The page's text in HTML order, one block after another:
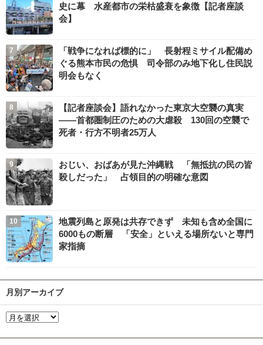
史に幕 水産都市の栄枯盛衰を象徴【記者座談
会】
「戦争になれば標的に」 長射程ミサイル配備め
ぐる熊本市民の危惧 司令部のみ地下化し住民説
明会もなく
【記者座談会】語れなかった東京大空襲の真実
――首都圏制圧のための大虐殺 130回の空襲で
死者・行方不明者25万人
おじい、おばあが見た沖縄戦 「無抵抗の民の皆
殺しだった」 占領目的の明確な意図
地震列島と原発は共存できず 未知も含め全国に
6000もの断層 「安全」といえる場所ないと専門
家指摘
月別アーカイブ